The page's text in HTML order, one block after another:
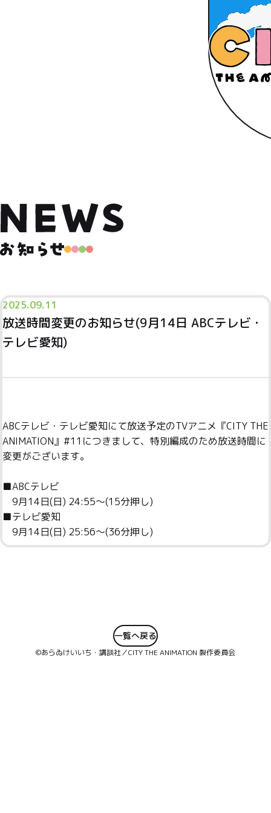
2025.09.11
放送時間変更のお知らせ(9月14日 ABCテレビ・
テレビ愛知)
ABCテレビ・テレビ愛知にて放送予定のTVアニメ『CITY THE
ANIMATION』#11につきまして、特別編成のため放送時間に
変更がございます。
■ABCテレビ
9月14日(日) 24:55～(15分押し)
■テレビ愛知
9月14日(日) 25:56～(36分押し)
一覧へ戻る
©あらゐけいいち・講談社／CITY THE ANIMATION 製作委員会